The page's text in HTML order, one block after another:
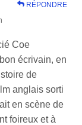
RÉPONDRE
Coe
écrivain, en
de
anglais sorti
en scène de
foireux et à